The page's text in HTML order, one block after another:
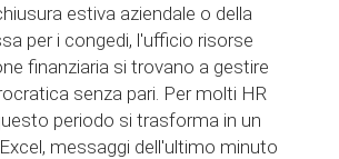
estiva aziendale o della
per i congedi, l'ufficio risorse
finanziaria si trovano a gestire
senza pari. Per molti HR
periodo si trasforma in un
messaggi dell'ultimo minuto